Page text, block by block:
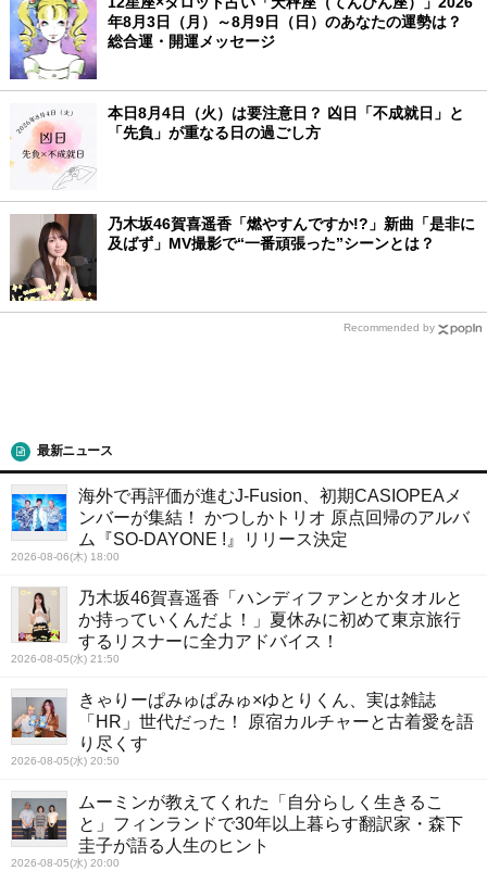
年8月3日（月）～8月9日（日）のあなたの運勢は？
総合運・開運メッセージ
本日8月4日（火）は要注意日？ 凶日「不成就日」と
「先負」が重なる日の過ごし方
乃木坂46賀喜遥香「燃やすんですか!?」新曲「是非に
及ばず」MV撮影で“一番頑張った”シーンとは？
Recommended by
最新ニュース
海外で再評価が進むJ-Fusion、初期CASIOPEAメ
ンバーが集結！ かつしかトリオ 原点回帰のアルバ
ム『SO-DAYONE !』リリース決定
2026-08-06(木) 18:00
乃木坂46賀喜遥香「ハンディファンとかタオルと
か持っていくんだよ！」夏休みに初めて東京旅行
するリスナーに全力アドバイス！
2026-08-05(水) 21:50
きゃりーぱみゅぱみゅ×ゆとりくん、実は雑誌
「HR」世代だった！ 原宿カルチャーと古着愛を語
り尽くす
2026-08-05(水) 20:50
ムーミンが教えてくれた「自分らしく生きるこ
と」フィンランドで30年以上暮らす翻訳家・森下
圭子が語る人生のヒント
2026-08-05(水) 20:00